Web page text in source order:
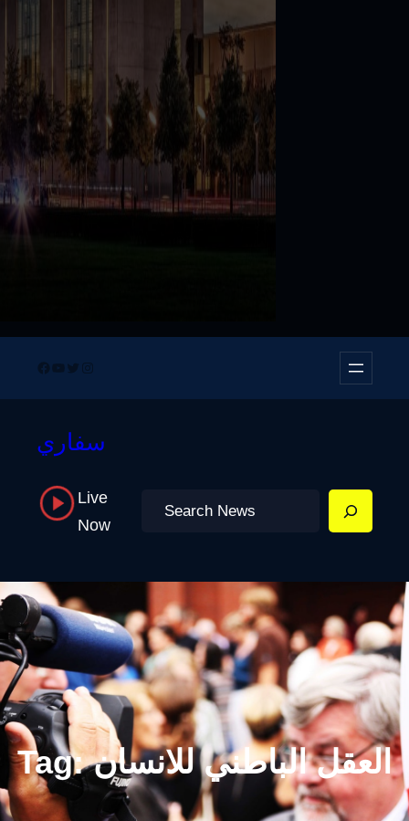
Facebook
YouTube
TwitterInstagram
سفاري
Live
Now
Search
Tag:العقل الباطني للانسان